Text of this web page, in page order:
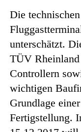
Die
unterschätzt.
TÜV
Controllern
wichtigen
Grundlage
Fertigstellung.